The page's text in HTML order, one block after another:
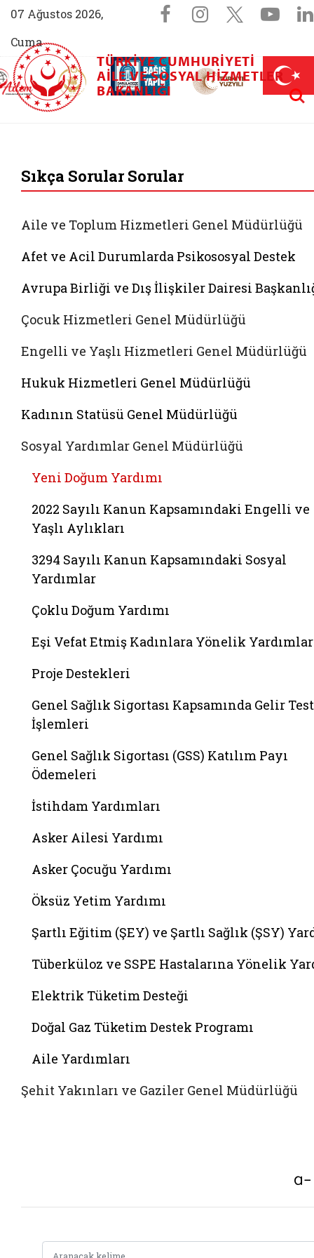
07 Ağustos 2026,
Cuma
Sosyal
Facebook
Instagram
X
Aile (yeni sekmede açılır)
AİLEM İletişim Merkezi (yeni sekmede açılır)
Aile ve Nüfus On Yılı (yeni sekmede açılır)
Darülaceze bağış sayfası (yeni
TÜRKIYE CUMHURIYETI
AILE VE SOSYAL HIZMETLER
BAKANLIĞI
Sıkça Sorular Sorular
Aile ve Toplum Hizmetleri Genel Müdürlüğü
Afet ve Acil Durumlarda Psikososyal Destek
Avrupa Birliği ve Dış İlişkiler Dairesi
Çocuk Hizmetleri Genel Müdürlüğü
Engelli ve Yaşlı Hizmetleri Genel Müdürlüğü
Hukuk Hizmetleri Genel Müdürlüğü
Kadının Statüsü Genel Müdürlüğü
Sosyal Yardımlar Genel Müdürlüğü
Yeni Doğum Yardımı
2022 Sayılı Kanun Kapsamındaki Engelli ve
Yaşlı Aylıkları
3294 Sayılı Kanun Kapsamındaki Sosyal
Yardımlar
Çoklu Doğum Yardımı
Eşi Vefat Etmiş Kadınlara Yönelik Yardımlar
Proje Destekleri
Genel Sağlık Sigortası Kapsamında Gelir
İşlemleri
Genel Sağlık Sigortası (GSS) Katılım Payı
Ödemeleri
İstihdam Yardımları
Asker Ailesi Yardımı
Asker Çocuğu Yardımı
Öksüz Yetim Yardımı
Şartlı Eğitim (ŞEY) ve Şartlı Sağlık (ŞSY)
Tüberküloz ve SSPE Hastalarına Yönelik
Elektrik Tüketim Desteği
Doğal Gaz Tüketim Destek Programı
Aile Yardımları
Şehit Yakınları ve Gaziler Genel Müdürlüğü